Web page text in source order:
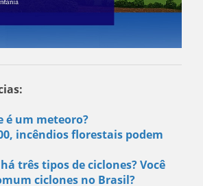
é um meteoro?
incêndios florestais podem
três tipos de ciclones? Você
ciclones no Brasil?